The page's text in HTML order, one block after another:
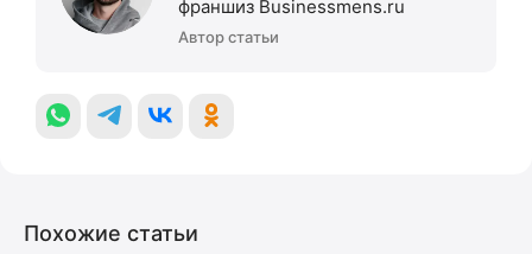
франшиз Businessmens.ru
Автор статьи
Похожие статьи